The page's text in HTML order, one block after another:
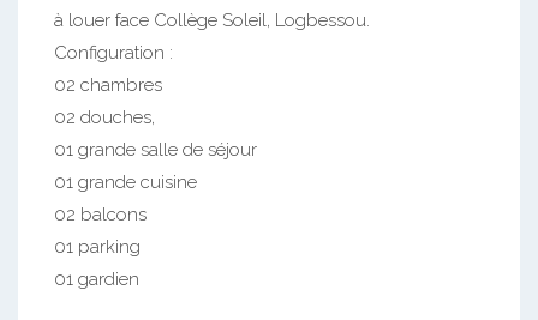
à louer face Collège Soleil, Logbessou.
Configuration :
02 chambres
02 douches,
01 grande salle de séjour
01 grande cuisine
02 balcons
01 parking
01 gardien